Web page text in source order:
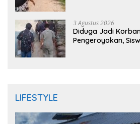
3 Agustus 2026
Diduga Jadi
Pengeroyokan,
LIFESTYLE